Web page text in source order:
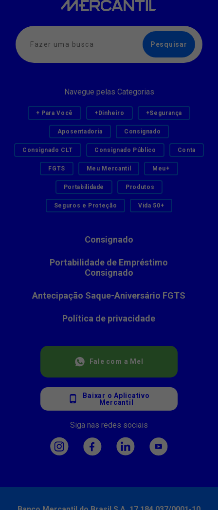
Consignado
Portabilidade de Empréstimo
Consignado
Antecipação Saque-Aniversário FGTS
Política de privacidade
Fale com a Mel
Baixar o Aplicativo
Mercantil
Siga nas redes sociais
Navegue pelas Categorias
+ Para Você +Dinheiro +Segurança
Aposentadoria Consignado
Consignado CLT Consignado Público Conta
FGTS Meu Mercantil Meu+
Portabilidade Produtos
Seguros e Proteção Vida 50+